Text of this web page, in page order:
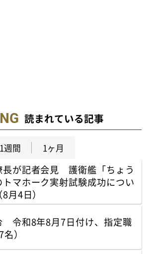
読まれている記事
1週間 1ヶ月
長が記者会見 護衛艦「ちょう
トマホーク実射試験成功につい
月4日）
令和8年8月7日付け、指定職
）